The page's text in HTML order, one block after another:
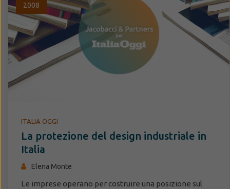
2008
ITALIA OGGI
La protezione del design industriale in
Italia
Elena Monte
Le imprese operano per costruire una posizione sul